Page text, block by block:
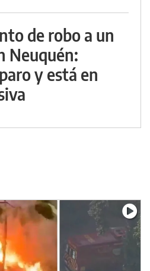
de robo a un
Neuquén:
y está en